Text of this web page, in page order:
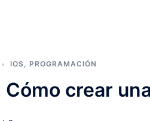
IOS, PROGRAMACIÓN
Cómo crear